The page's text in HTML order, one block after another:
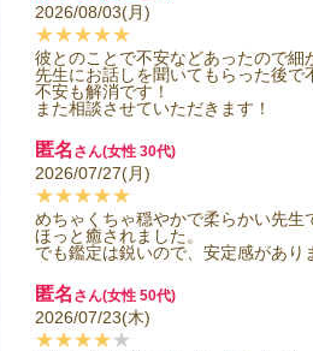
2026/08/03(月)
★★★★★
彼とのことで不安などあったので細
先生にお話しを聞いてもらった後で
不安も解消です！
また相談させていただきます！
匿名 さん(女性 30代)
2026/07/27(月)
★★★★★
めちゃくちゃ穏やかで柔らかい先生
ほっと癒されました。
でも鑑定は鋭いので、安定感があり
匿名 さん(女性 50代)
2026/07/23(木)
★★★★★